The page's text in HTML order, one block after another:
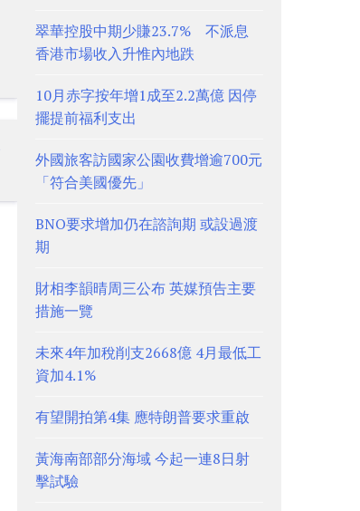
翠華控股中期少賺23.7% 不派息
香港市場收入升惟內地跌
10月赤字按年增1成至2.2萬億 因停
擺提前福利支出
外國旅客訪國家公園收費增逾700元
「符合美國優先」
BNO要求增加仍在諮詢期 或設過渡
期
財相李韻晴周三公布 英媒預告主要
措施一覽
未來4年加稅削支2668億 4月最低工
資加4.1%
有望開拍第4集 應特朗普要求重啟
黃海南部部分海域 今起一連8日射
擊試驗